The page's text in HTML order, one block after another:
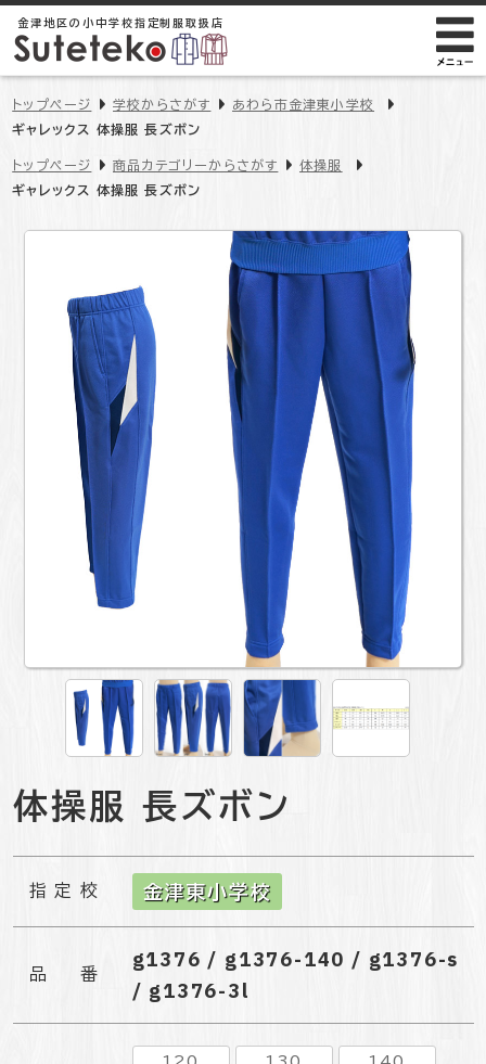
金津地区の小中学校 指定制服取扱店
トップページ 学校からさがす
あわら市金津東小学校
ギャレックス 体操服 長ズボン
トップページ 商品カテゴリーからさがす
体操服
ギャレックス 体操服 長ズボン
体操服 長ズボン
指定校 金津東小学校
品番
g1376 / g1376-140 / g1376-s
/ g1376-3l